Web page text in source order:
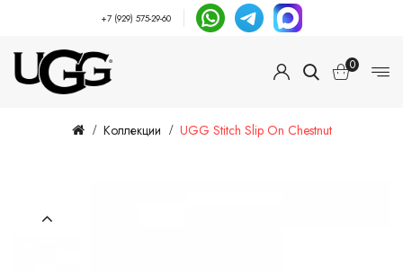
+7 (929) 575-29-60
0
Коллекции UGG Stitch Slip On Chestnut